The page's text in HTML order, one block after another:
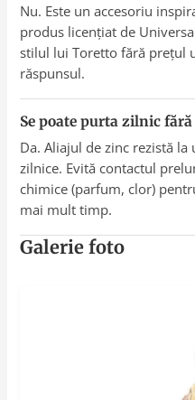
Nu. Este un accesoriu
produs licențiat de
stilul lui Toretto fără prețul
răspunsul.
Se poate purta zilnic fără
Da. Aliajul de zinc rezistă
zilnice. Evită contactul
chimice (parfum, clor)
mai mult timp.
Galerie foto